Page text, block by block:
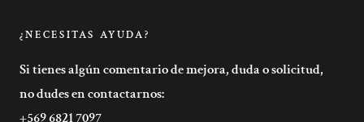
¿NECESITAS AYUDA?
Si tienes algún comentario de mejora, duda o solicitud,
no dudes en contactarnos:
+569 6821 7097